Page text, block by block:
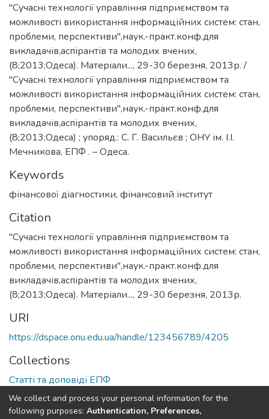
"Сучасні технології управління підприємством та
можливості використання інформаційних систем: стан,
проблеми, перспективи",наук.-практ.конф.для
викладачів,аспірантів та молодих вчених,
(8;2013;Одеса). Матеріали..., 29-30 березня, 2013р. /
"Сучасні технології управління підприємством та
можливості використання інформаційних систем: стан,
проблеми, перспективи",наук.-практ.конф.для
викладачів,аспірантів та молодих вчених,
(8;2013;Одеса) ; упоряд.: С. Г. Васильєв ; ОНУ ім. І.І.
Мечникова, ЕПФ . – Одеса.
Keywords
фінансової діагностики, фінансовий інститут
Citation
"Сучасні технології управління підприємством та
можливості використання інформаційних систем: стан,
проблеми, перспективи",наук.-практ.конф.для
викладачів,аспірантів та молодих вчених,
(8;2013;Одеса). Матеріали..., 29-30 березня, 2013р.
URI
https://dspace.onu.edu.ua/handle/123456789/4205
Collections
Статті та доповіді ЕПФ
Full item page
We collect and process your personal information for the
following purposes: Authentication, Preferences,